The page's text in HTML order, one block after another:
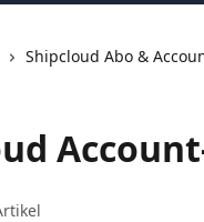
Shipcloud Abo &